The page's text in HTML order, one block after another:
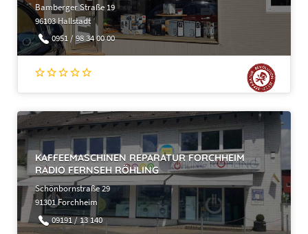
5. Eigentumsvorbehalt
Bamberger Straße 19
96103 Hallstadt
0951 / 98 34 00 00
KAFFEEMASCHINEN REPARATUR FORCHHEIM
RADIO FERNSEH RÖHLING
Schönbornstraße 29
91301 Forchheim
09191 / 13 140